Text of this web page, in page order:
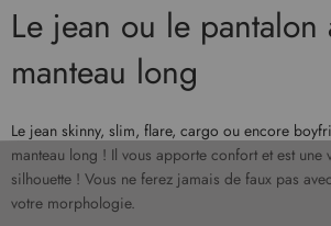
Le jean ou le pantalon
manteau long
Le jean skinny, slim, flare, cargo ou encore
manteau long ! Il vous apporte confort et est une
silhouette ! Vous ne ferez jamais de faux pas
votre morphologie.